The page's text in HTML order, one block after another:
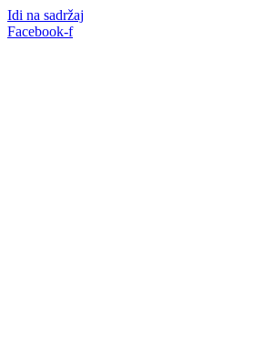
Idi na sadržaj
Facebook-f